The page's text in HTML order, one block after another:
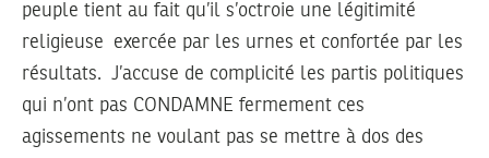
peuple tient au fait qu’il s’octroie une légitimité
religieuse exercée par les urnes et confortée par les
résultats. J’accuse de complicité les partis politiques
qui n’ont pas CONDAMNE fermement ces
agissements ne voulant pas se mettre à dos des